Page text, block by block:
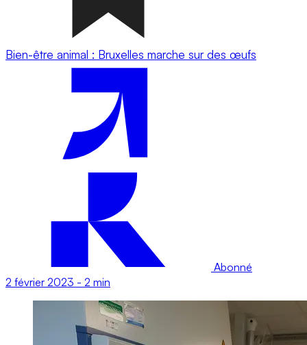
Bien-être animal : Bruxelles marche sur des œufs
Abonné
2 février 2023 - 2 min